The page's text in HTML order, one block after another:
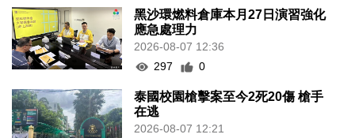
黑沙環燃料倉庫本月27日演習強化
應急處理力
2026-08-07 12:36
297
0
泰國校園槍擊案至今2死20傷 槍手
在逃
2026-08-07 12:21